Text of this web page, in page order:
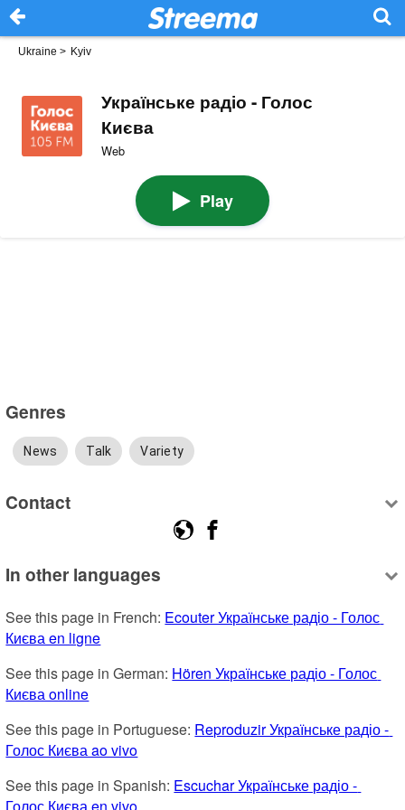
Ukraine > Kyiv
Українське радіо - Голос
Києва
Web
Play
Genres
News Talk Variety
Contact
In other languages
See this page in French: Ecouter Українське радіо - Голос
Києва en ligne
See this page in German: Hören Українське радіо - Голос
Києва online
See this page in Portuguese: Reproduzir Українське радіо -
Голос Києва ao vivo
See this page in Spanish: Escuchar Українське радіо -
Голос Києва en vivo